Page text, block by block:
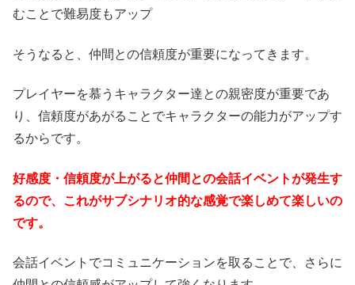
むことで難易度もアップ
そうなると、仲間との信頼度が重要になってきます。
プレイヤーを慕うキャラクター達との親密度が重要であ
り、信頼度があがることでキャラクターの能力がアップす
るからです。
好感度・信頼度が上がると仲間との会話イベントが発生す
るので、これがサブシナリオ的な感覚で楽しめて楽しいの
です。
会話イベントでコミュニケーションを取ることで、さらに